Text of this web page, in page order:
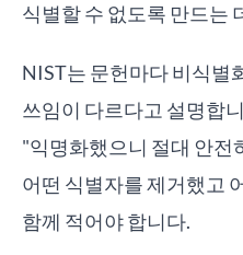
식별할 수 없도록 만드는
NIST는 문헌마다 비식별
쓰임이 다르다고 설명합
"익명화했으니 절대 안전
어떤 식별자를 제거했고
함께 적어야 합니다.